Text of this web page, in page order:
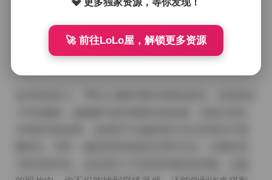
倒。她的照片中，光线运用得恰到好处，构图简洁却不
失深度，每一张图片都像是经过精心设计却又显得格外
🚀 前往LoLo屋，解锁更多资源